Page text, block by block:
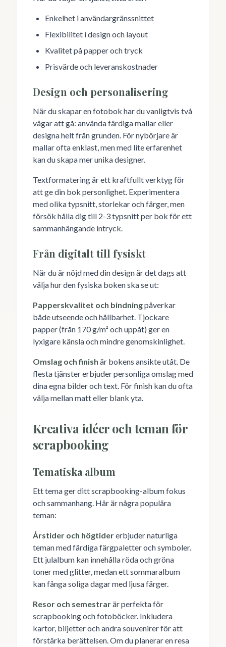
Enkelhet i användargränssnittet
Flexibilitet i design och layout
Kvalitet på papper och tryck
Prisvärde och leveranskostnader
Design och personalisering
När du skapar en fotobok har du vanligtvis två
vägar att gå: använda färdiga mallar eller
designa helt från grunden. För nybörjare är
mallar ofta enklast, men med lite erfarenhet
kan du skapa mer unika designer.
Textformatering är ett kraftfullt verktyg för
att ge din bok personlighet. Experimentera
med olika typsnitt, storlekar och färger, men
försök hålla dig till 2-3 typsnitt per bok för ett
sammanhängande intryck.
Från digitalt till fysiskt
När du är nöjd med din design är det dags att
välja hur den fysiska boken ska se ut:
Papperskvalitet och bindningpåverkar
både utseende och hållbarhet. Tjockare
papper (från 170 g/m² och uppåt) ger en
lyxigare känsla och mindre genomskinlighet.
Omslag och finish är bokens ansikte utåt. De
flesta tjänster erbjuder personliga omslag med
dina egna bilder och text. För finish kan du ofta
välja mellan matt eller blank yta.
Kreativa idéer och teman för
scrapbooking
Tematiska album
Ett tema ger ditt scrapbooking-album fokus
och sammanhang. Här är några populära
teman:
Årstider och högtidererbjuder naturliga
teman med färdiga färgpaletter och symboler.
Ett julalbum kan innehålla röda och gröna
toner med glitter, medan ett sommaralbum
kan fånga soliga dagar med ljusa färger.
Resor och semestrarär perfekta för
scrapbooking och fotoböcker. Inkludera
kartor, biljetter och andra souvenirer för att
förstärka berättelsen. Om du planerar en resa